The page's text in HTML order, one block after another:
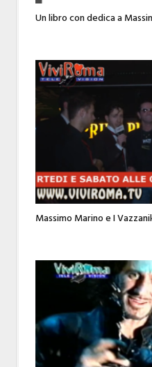
Un libro con dedica a
Massimo Marino e I